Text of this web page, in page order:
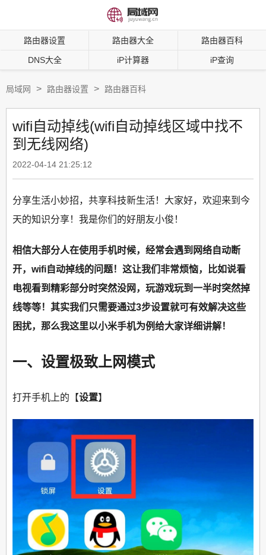
路由器设置 路由器大全 路由器百科
DNS大全 iP计算器 iP查询
局域网 > 路由器设置 > 路由器百科
wifi自动掉线(wifi自动掉线区域中找不
到无线网络)
2022-04-14 21:25:12
分享生活小妙招，共享科技新生活！大家好，欢迎来到今
天的知识分享！我是你们的好朋友小俊！
相信大部分人在使用手机时候，经常会遇到网络自动断
开，wifi自动掉线的问题！这让我们非常烦恼，比如说看
电视看到精彩部分时突然没网，玩游戏玩到一半时突然掉
线等等！其实我们只需要通过3步设置就可有效解决这些
困扰，那么我这里以小米手机为例给大家详细讲解！
一、设置极致上网模式
打开手机上的【设置】